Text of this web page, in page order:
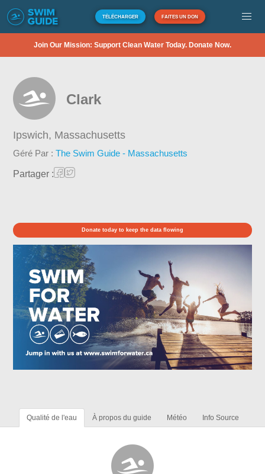
TÉLÉCHARGER FAITES UN DON
Join Our Mission: Support Clean Water Today. Donate Now.
Clark
Ipswich, Massachusetts
Géré Par :The Swim Guide - Massachusetts
Partager :
Donate today to keep the data flowing
Qualité de l'eau À propos du guide Météo Info Source